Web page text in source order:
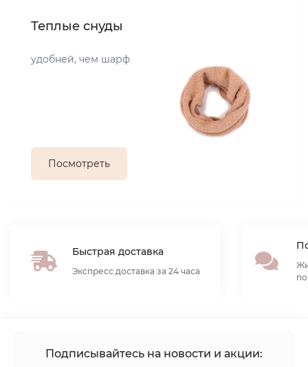
Теплые снуды
удобней, чем шарф
Посмотреть
Быстрая доставка
Экспресс доставка за 24 часа
Подписывайтесь на новости и акции: